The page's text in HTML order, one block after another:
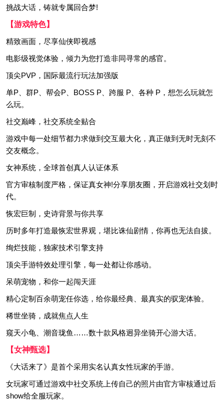
挑战大话，铸就专属回合梦!
【游戏特色】
精致画面，尽享仙侠即视感
电影级视觉体验，倾力为您打造非同寻常的感官。
顶尖PVP，国际最流行玩法加强版
单P、群P、帮会P、BOSS P、跨服 P、各种 P，想怎么玩就怎
么玩。
社交巅峰，社交系统全贴合
游戏中每一处细节都力求做到交互最大化，真正做到无时无刻不
交友概念。
女神系统，全球首创真人认证体系
官方审核制度严格，保证真女神!分享朋友圈，开启游戏社交划时
代。
恢宏巨制，史诗背景与你共享
历时多年打造最恢宏世界观，堪比诛仙剧情，你再也无法自拔。
绚烂技能，独家技术引擎支持
顶尖手游特效处理引擎，每一处都让你感动。
呆萌宠物，和你一起闯天涯
精心定制百余萌宠任你选，给你最经典、最真实的驭宠体验。
稀世坐骑，成就焦点人生
窥天小龟、潮音珑鱼……数十款风格迥异坐骑开心游大话。
【女神甄选】
《大话来了》是首个采用实名认真女性玩家的手游。
女玩家可通过游戏中社交系统上传自己的照片由官方审核通过后
show给全服玩家。